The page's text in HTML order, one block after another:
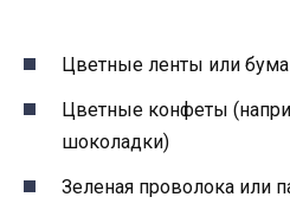
Цветные ленты или
Цветные конфеты
шоколадки)
Зеленая проволока или